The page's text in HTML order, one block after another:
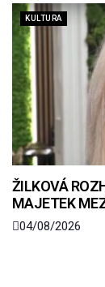
KULTURA
ŽILKOVÁ
MAJETEK
04/08/2026